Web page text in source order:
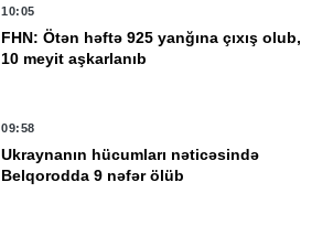
10:05
FHN: Ötən həftə 925 yanğına çıxış olub,
10 meyit aşkarlanıb
09:58
Ukraynanın hücumları nəticəsində
Belqorodda 9 nəfər ölüb